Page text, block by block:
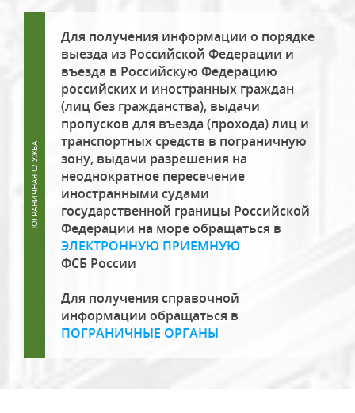
Для получения информации о порядке
выезда из Российской Федерации и
въезда в Российскую Федерацию
российских и иностранных граждан
(лиц без гражданства), выдачи
пропусков для въезда (прохода) лиц и
транспортных средств в пограничную
зону, выдачи разрешения на
неоднократное пересечение
иностранными судами
государственной границы Российской
Федерации на море обращаться в
ЭЛЕКТРОННУЮ ПРИЕМНУЮ
ФСБ России
Для получения справочной
информации обращаться в
ПОГРАНИЧНЫЕ ОРГАНЫ